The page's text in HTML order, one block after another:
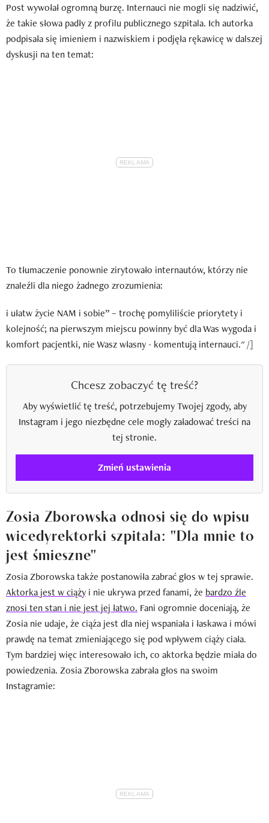
Post wywołał ogromną burzę. Internauci nie mogli się nadziwić,
że takie słowa padły z profilu publicznego szpitala. Ich autorka
podpisała się imieniem i nazwiskiem i podjęła rękawicę w dalszej
dyskusji na ten temat:
To tłumaczenie ponownie zirytowało internautów, którzy nie
znaleźli dla niego żadnego zrozumienia:
i ułatw życie NAM i sobie” – trochę pomyliliście priorytety i
kolejność; na pierwszym miejscu powinny być dla Was wygoda i
komfort pacjentki, nie Wasz własny - komentują internauci." /]
Chcesz zobaczyć tę treść?
Aby wyświetlić tę treść, potrzebujemy Twojej zgody, aby
Instagram i jego niezbędne cele mogły załadować treści na
tej stronie.
Zmień ustawienia
Zosia Zborowska odnosi się do wpisu
wicedyrektorki szpitala: "Dla mnie to
jest śmieszne"
Zosia Zborowska także postanowiła zabrać głos w tej sprawie.
Aktorka jest w ciąży i nie ukrywa przed fanami, że bardzo źle
znosi ten stan i nie jest jej łatwo. Fani ogromnie doceniają, że
Zosia nie udaje, że ciąża jest dla niej wspaniała i łaskawa i mówi
prawdę na temat zmieniającego się pod wpływem ciąży ciała.
Tym bardziej więc interesowało ich, co aktorka będzie miała do
powiedzenia. Zosia Zborowska zabrała głos na swoim
Instagramie: